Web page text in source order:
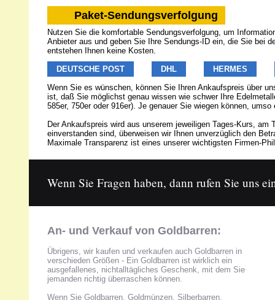
Paket-Sendungsverfolgung
Nutzen Sie die komfortable Sendungsverfolgung, um
Anbieter aus und geben Sie Ihre Sendungs-ID ein, die Sie bei
entstehen Ihnen keine Kosten.
DEUTSCHE POST
DHL
HERMES
Wenn Sie es wünschen, können Sie Ihren Ankaufspreis über
ist, daß Sie möglichst genau wissen wie schwer Ihre
585er, 750er oder 916er). Je genauer Sie wiegen können,
Der Ankaufspreis wird aus unserem jeweiligen Tages-Kurs,
einverstanden sind, überweisen wir Ihnen unverzüglich den
Maximale Transparenz ist eines unserer wichtigsten Firmen-
Wenn Sie Fragen haben, dann rufen Sie uns
An- und Verkauf von Goldbarren:
Übrigens, wir kaufen und verkaufen auch Goldbarren in
verschieden Größen - Ein Goldbarren ist wirklich ein
ausgefallenes, nichtalltägliches Geschenk, mit dem Sie
jemanden richtig überraschen können.
Wenn Sie Goldbarren, Goldmünzen, Silberbarren,